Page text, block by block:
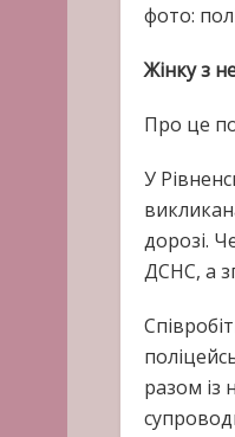
фото:
Жінку з
Про це
У
дорозі.
ДСНС, а
разом із